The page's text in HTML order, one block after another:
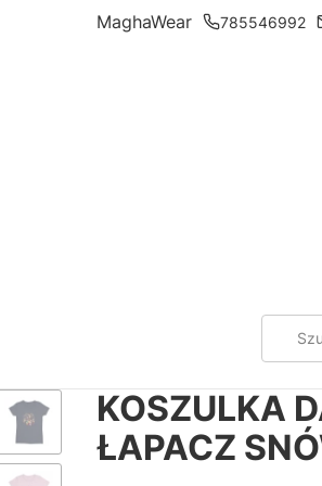
MaghaWear 785546992
KOSZULKA
ŁAPACZ